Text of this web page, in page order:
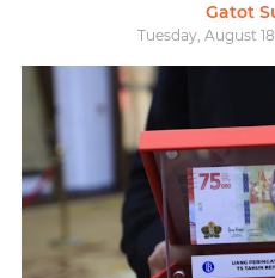
Gatot
Tuesday, August